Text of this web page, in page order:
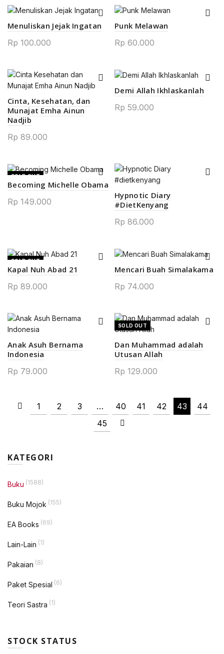
Menuliskan Jejak Ingatan
Rp 100.000
Punk Melawan
Rp 60.000
Cinta, Kesehatan, dan
Munajat Emha Ainun
Nadjib
Rp 89.000
Demi Allah Ikhlaskanlah
Rp 59.000
SOLD OUT
Becoming Michelle Obama
Rp 149.000
Hypnotic Diary
#DietKenyang
Rp 86.000
SOLD OUT
Kapal Nuh Abad 21
Rp 89.000
Mencari Buah Simalakama
Rp 74.000
Anak Asuh Bernama
Indonesia
Rp 79.000
SOLD OUT
Dan Muhammad adalah
Utusan Allah
Rp 129.000
1 2 3 … 40 41 42 43
44
45
KATEGORI
Buku (1588)
Buku Mojok (155)
EA Books (69)
Lain-Lain (1)
Pakaian (8)
Paket Spesial (6)
Teori Sastra (1)
STOCK STATUS